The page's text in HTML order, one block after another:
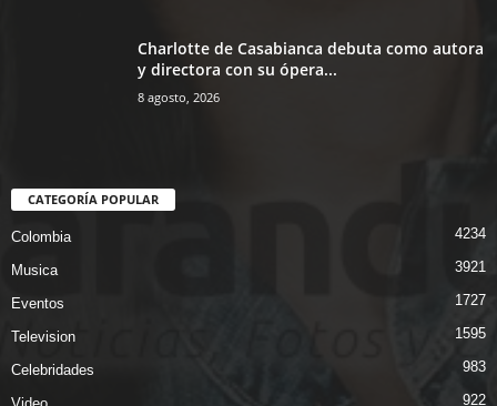
Charlotte de Casabianca debuta como autora
y directora con su ópera...
8 agosto, 2026
CATEGORÍA POPULAR
Colombia 4234
Musica 3921
Eventos 1727
Television 1595
Celebridades 983
922